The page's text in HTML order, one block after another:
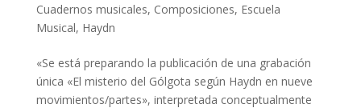
Cuadernos musicales, Composiciones, Escuela
Musical, Haydn
«Se está preparando la publicación de una grabación
única «El misterio del Gólgota según Haydn en nueve
movimientos/partes», interpretada conceptualmente